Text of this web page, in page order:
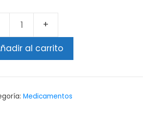
al carrito
Medicamentos